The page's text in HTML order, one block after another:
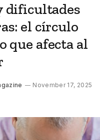
dificultades
el círculo
que afecta al
November 17, 2025